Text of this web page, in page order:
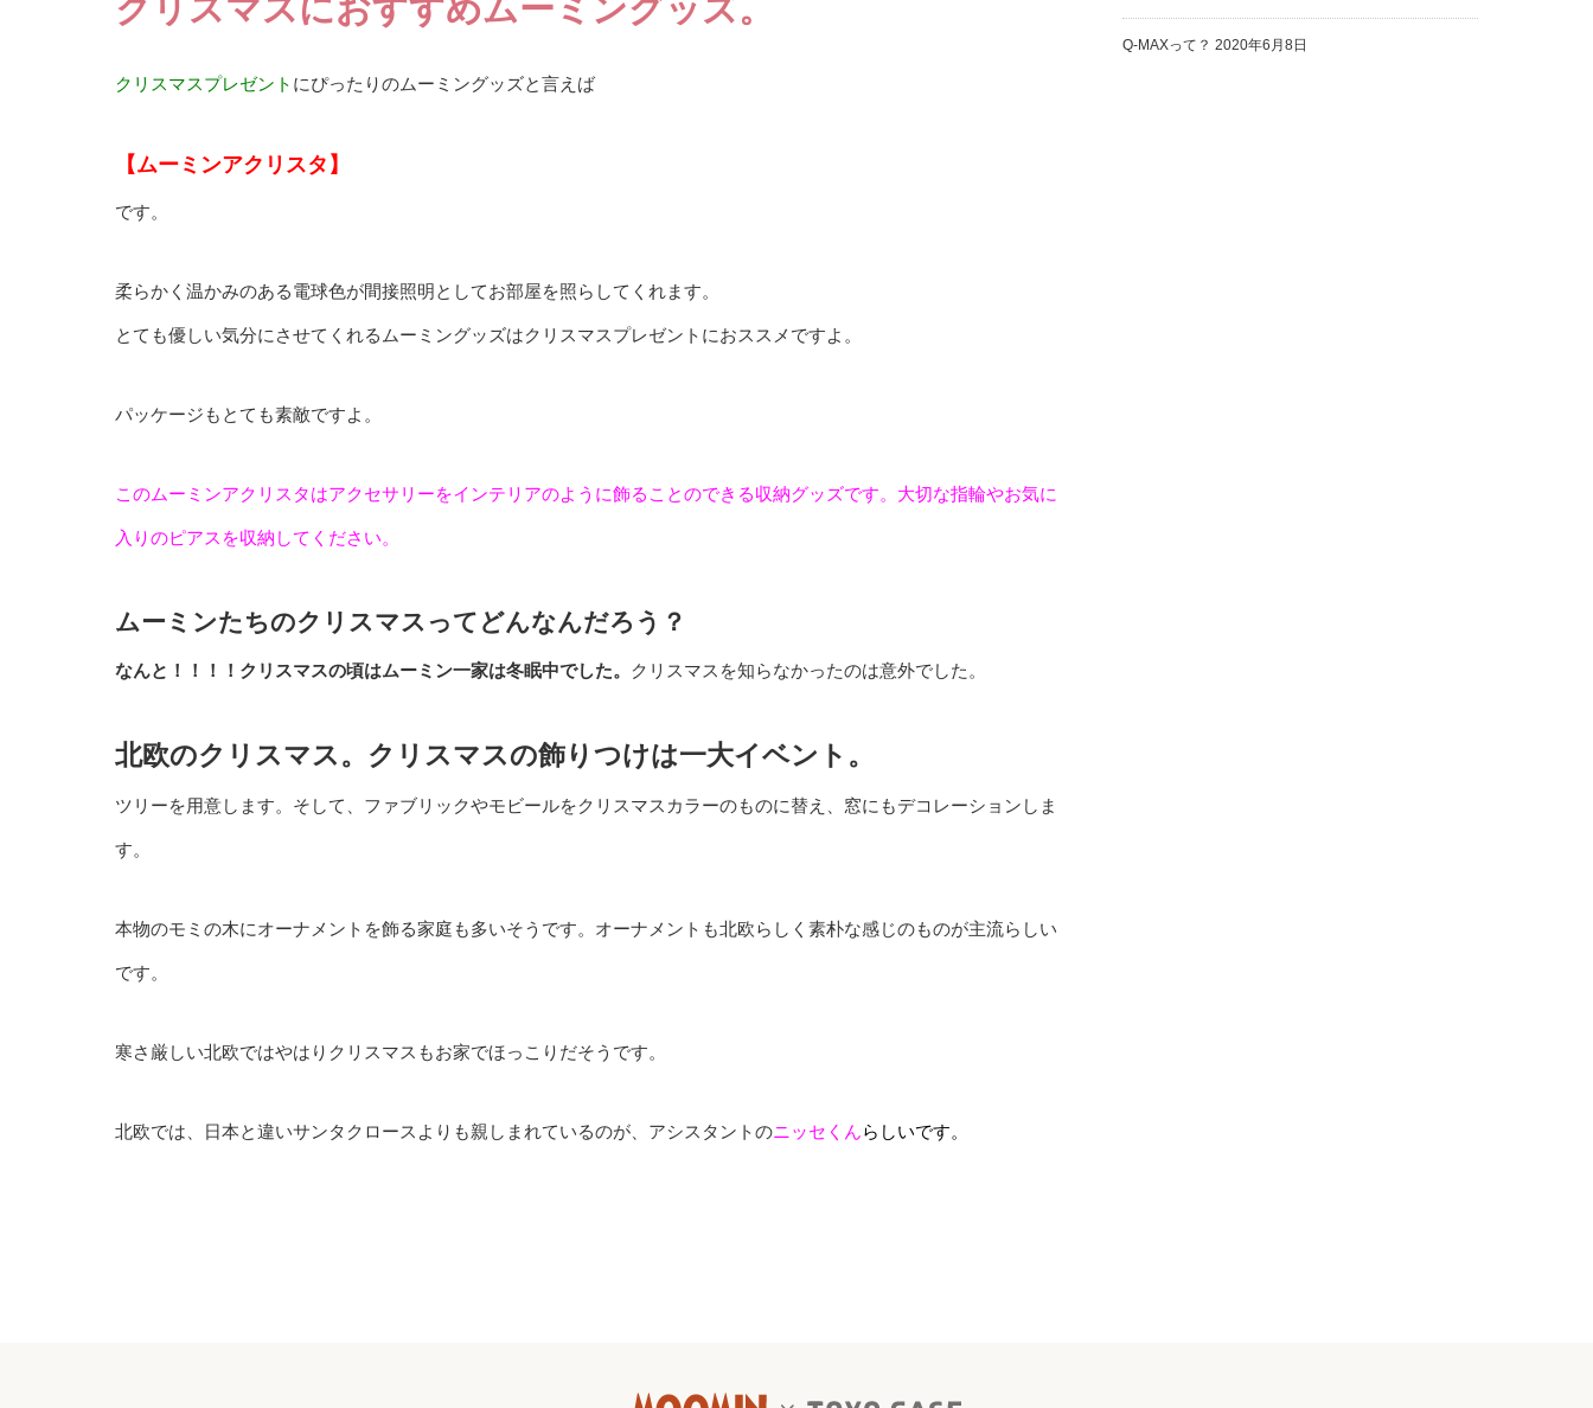
クリスマスにおすすめムーミングッズ。
クリスマスプレゼント にぴったりのムーミングッズと言えば
【ムーミンアクリスタ】
です。
柔らかく温かみのある電球色が間接照明としてお部屋を照らしてくれます。
とても優しい気分にさせてくれるムーミングッズはクリスマスプレゼントにおススメですよ。
パッケージもとても素敵ですよ。
このムーミンアクリスタはアクセサリーをインテリアのように飾ることのできる収納グッズです。大切な指輪やお気に
入りのピアスを収納してください。
ムーミンたちのクリスマスってどんなんだろう？
なんと！！！！クリスマスの頃はムーミン一家は冬眠中でした。 クリスマスを知らなかったのは意外でした。
北欧のクリスマス。クリスマスの飾りつけは一大イベント。
ツリーを用意します。そして、ファブリックやモビールをクリスマスカラーのものに替え、窓にもデコレーションしま
す。
本物のモミの木にオーナメントを飾る家庭も多いそうです。オーナメントも北欧らしく素朴な感じのものが主流らしい
です。
寒さ厳しい北欧ではやはりクリスマスもお家でほっこりだそうです。
北欧では、日本と違いサンタクロースよりも親しまれているのが、アシスタントのニッセくんらしいです。
Q-MAXって？ 2020年6月8日